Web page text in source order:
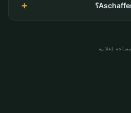
مساحة إعلانية